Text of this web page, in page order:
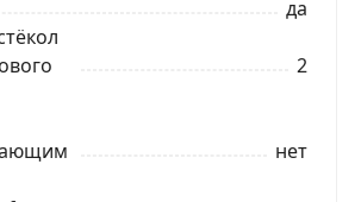
да
2
нет